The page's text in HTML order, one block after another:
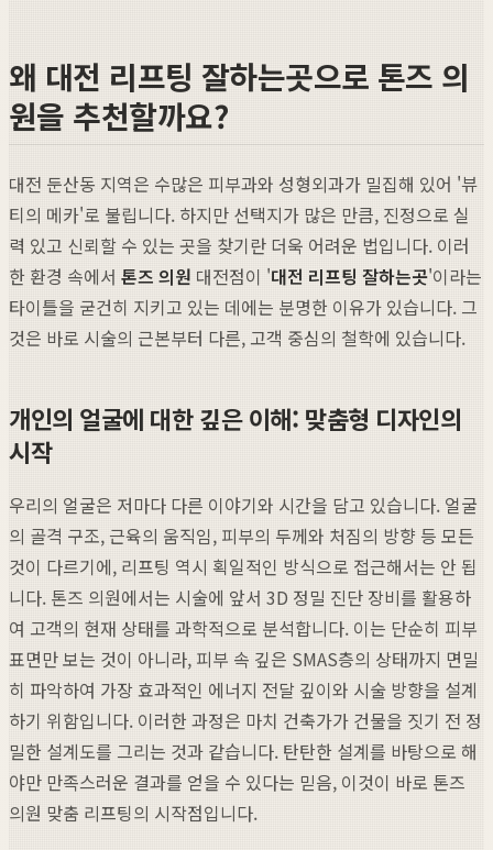
왜 대전 리프팅 잘하는곳으로 톤즈 의
원을 추천할까요?
대전 둔산동 지역은 수많은 피부과와 성형외과가 밀집해 있어 '뷰
티의 메카'로 불립니다. 하지만 선택지가 많은 만큼, 진정으로 실
력 있고 신뢰할 수 있는 곳을 찾기란 더욱 어려운 법입니다. 이러
한 환경 속에서 톤즈 의원 대전점이 '대전 리프팅 잘하는곳'이라는
타이틀을 굳건히 지키고 있는 데에는 분명한 이유가 있습니다. 그
것은 바로 시술의 근본부터 다른, 고객 중심의 철학에 있습니다.
개인의 얼굴에 대한 깊은 이해: 맞춤형 디자인의
시작
우리의 얼굴은 저마다 다른 이야기와 시간을 담고 있습니다. 얼굴
의 골격 구조, 근육의 움직임, 피부의 두께와 처짐의 방향 등 모든
것이 다르기에, 리프팅 역시 획일적인 방식으로 접근해서는 안 됩
니다. 톤즈 의원에서는 시술에 앞서 3D 정밀 진단 장비를 활용하
여 고객의 현재 상태를 과학적으로 분석합니다. 이는 단순히 피부
표면만 보는 것이 아니라, 피부 속 깊은 SMAS층의 상태까지 면밀
히 파악하여 가장 효과적인 에너지 전달 깊이와 시술 방향을 설계
하기 위함입니다. 이러한 과정은 마치 건축가가 건물을 짓기 전 정
밀한 설계도를 그리는 것과 같습니다. 탄탄한 설계를 바탕으로 해
야만 만족스러운 결과를 얻을 수 있다는 믿음, 이것이 바로 톤즈
의원 맞춤 리프팅의 시작점입니다.